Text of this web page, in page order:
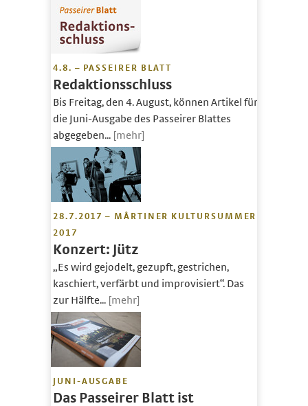
4.8. – PASSEIRER BLATT
Redaktionsschluss
Bis Freitag, den 4. August, können Artikel für
die Juni-Ausgabe des Passeirer Blattes
abgegeben... [mehr]
28.7.2017 – MÅRTINER KULTURSUMMER
2017
Konzert: Jütz
„Es wird gejodelt, gezupft, gestrichen,
kaschiert, verfärbt und improvisiert“. Das
zur Hälfte... [mehr]
JUNI-AUSGABE
Das Passeirer Blatt ist